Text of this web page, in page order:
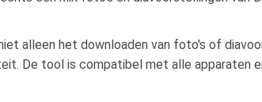
alleen het downloaden van foto's of
De tool is compatibel met alle apparaten